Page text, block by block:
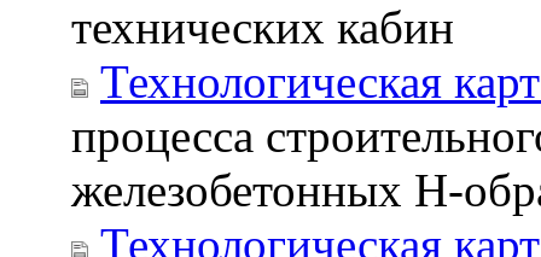
технических кабин
Технологическая
процесса
железобетонных Н-
Технологическая